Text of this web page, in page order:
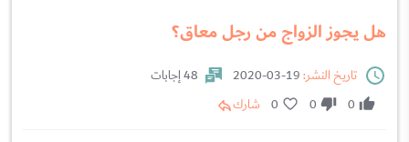
هل يجوز الزواج من رجل معاق؟
تاريخ النشر:
48 إجابات
0
0
0 شارك